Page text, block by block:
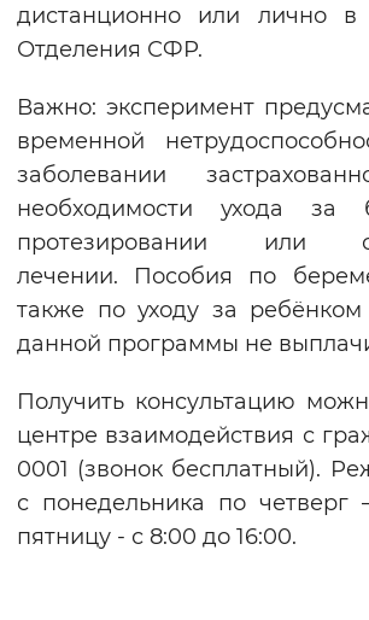
дистанционно или лично в
Отделения СФР.
Важно: эксперимент
временной
заболевании
необходимости ухода за
протезировании или
лечении. Пособия по
также по уходу за
данной программы не
Получить консультацию
центре взаимодействия с
0001 (звонок бесплатный).
с понедельника по
пятницу - с 8:00 до 16:00.